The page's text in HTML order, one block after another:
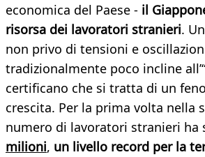
economica del Paese - il
risorsa dei lavoratori stranieri.
non privo di tensioni e
tradizionalmente poco incline
certificano che si tratta di un
crescita. Per la prima volta nella
numero di lavoratori stranieri ha
milioni, un livello record per la